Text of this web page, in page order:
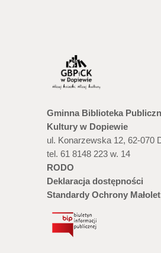
Gminna Biblioteka
Kultury w Dopiewie
ul. Konarzewska 12, 62-070
tel. 61 8148 223 w. 14
RODO
Deklaracja dostępności
Standardy Ochrony